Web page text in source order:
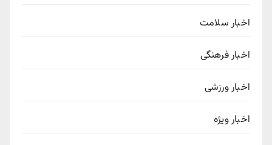
اخبار سلامت
اخبار فرهنگی
اخبار ورزشی
اخبار ویژه